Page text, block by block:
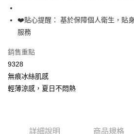
【大哥付你分期使用說明】
1.本服務由台灣大哥大提供，台灣大哥大用戶
2.付款方式選擇「大哥付你分期」，訂單成立
成交易。
4.訂單成立30分鐘內，如未前往確認交易或遇
消。如遇「轉專審核」未通過狀況，表示未達
法說明評估內容。
【繳款方式說明】
帳／街口支付／iPASS MONEY」等通路繳費。
AFTEE先享後付
相關說明
AFTEE先享後付是「在收到商品之後才付款」
便利好安心！
１．簡單：不需註冊會員、不需綁卡、不需儲值
２．便利：只要手機號碼，簡訊認證，即可結帳
３．安心：先確認商品／服務後，再付款。
２．訂單成立數日內，您將收到繳費通知簡訊。
Hami Point
相關說明
「Hami Point」為中華電信所提供之點數服務
會員帳號後，即可在購物車使用 Hami Point 折
❤️貼心提醒： 基於保障個人衛生，貼
服務
銷售重點
9328
無痕冰絲肌感
輕薄涼感，夏日不悶熱
詳細說明 商品規格